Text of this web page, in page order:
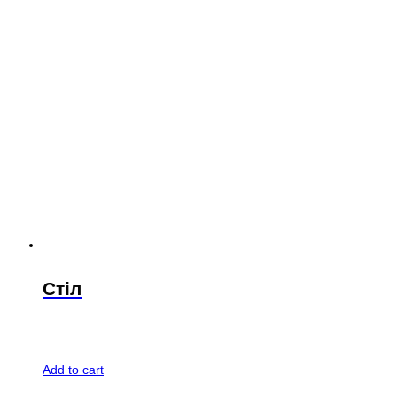
Стіл
Add to cart